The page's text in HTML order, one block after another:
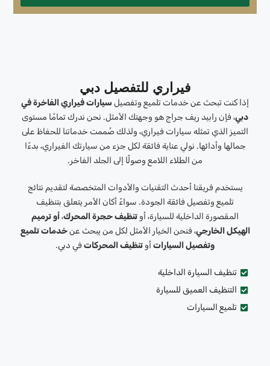
فيراري للتفصيل دبي
إذا كنت تبحث عن خدمات تلميع وتفصيل سيارات فيراري الفاخرة في
دبي، فإن رابيد ريف جراج هو وجهتك الأمثل. نحن ندرك تمامًا مستوى
التميز الذي تمثله سيارات فيراري، ولذلك صُممت خدماتنا للحفاظ على
جمالها وأدائها. نولي عناية فائقة لكل جزء من سيارتك الفيراري، بدءًا
من الطلاء اللامع وصولًا إلى الجلد الفاخر.
يستخدم فريقنا أحدث التقنيات والأدوات المتخصصة لتقديم نتائج
تلميع وتفصيل فائقة الجودة. سواءً أكان الأمر يتعلق بتنظيف
المقصورة الداخلية للسيارة، أو تنظيف حجرة المحرك،أو ترميم
الهيكل الخارجي، فنحن الخيار الأمثل لكل من يبحث عن خدمات تلميع
وتفصيل السيارات أو تنظيف المحركاتفي دبي.
تنظيف السيارة الداخلية
التنظيف العميق للسيارة
تلميع السيارات